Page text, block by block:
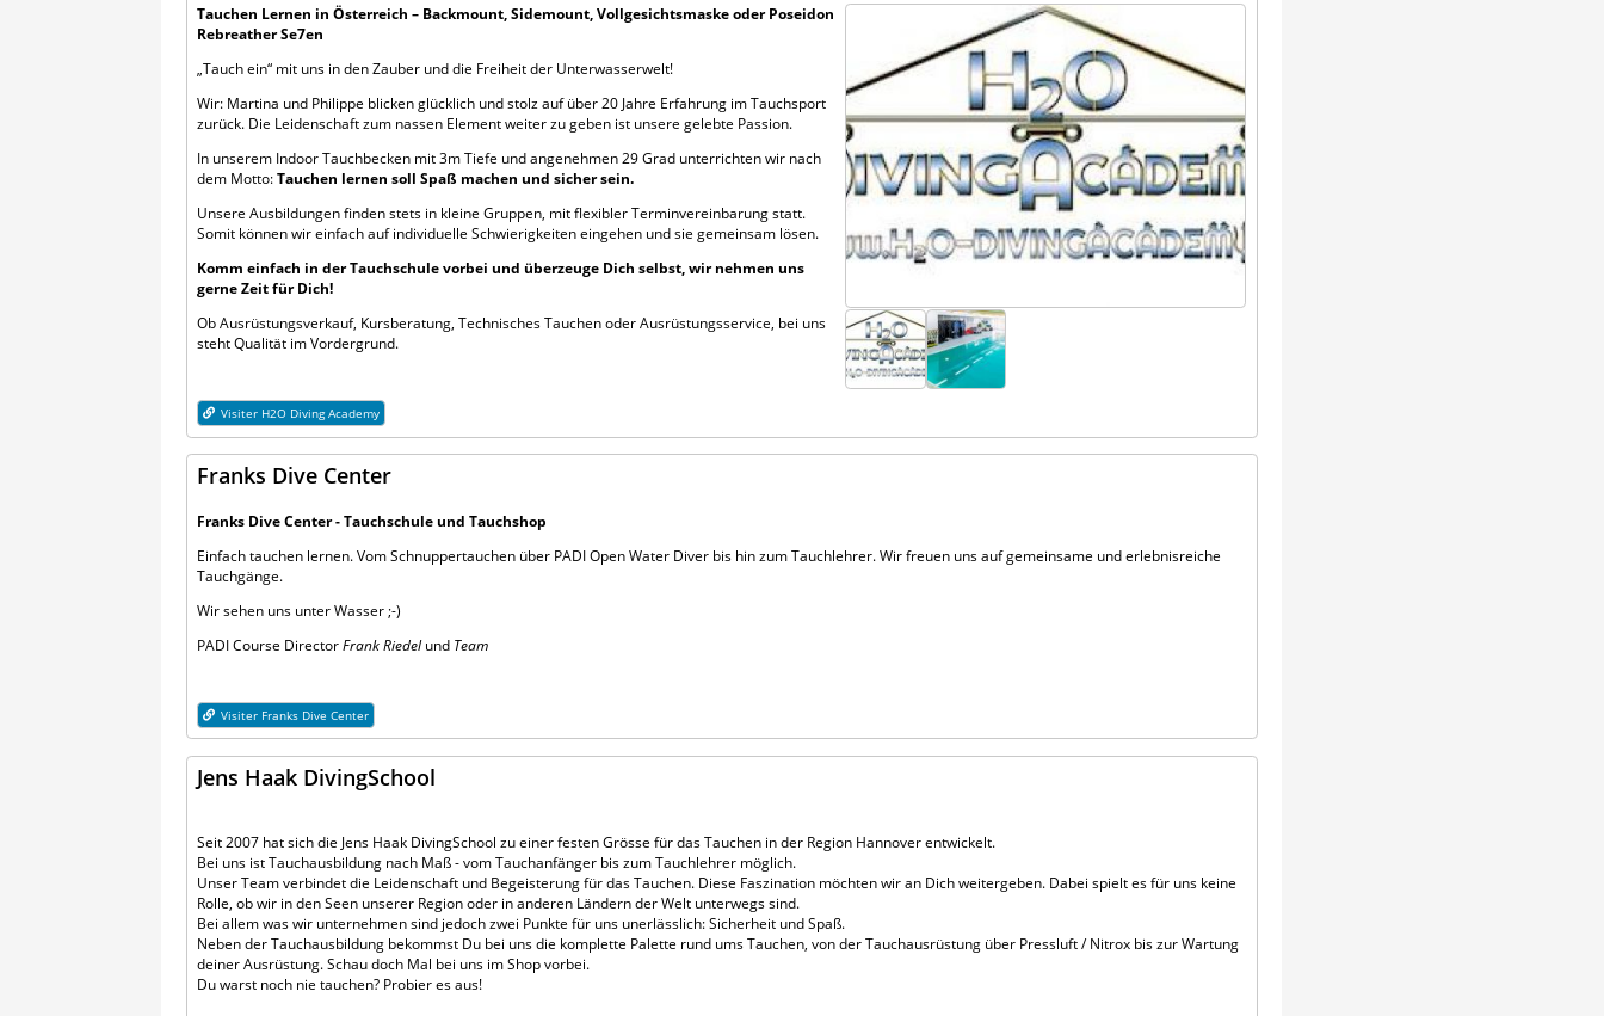
Tauchen Lernen in Österreich – Backmount, Sidemount, Vollgesichtsmaske oder Poseidon
Rebreather Se7en
„Tauch ein“ mit uns in den Zauber und die Freiheit der Unterwasserwelt!
Wir: Martina und Philippe blicken glücklich und stolz auf über 20 Jahre Erfahrung im Tauchsport
zurück. Die Leidenschaft zum nassen Element weiter zu geben ist unsere gelebte Passion.
In unserem Indoor Tauchbecken mit 3m Tiefe und angenehmen 29 Grad unterrichten wir nach
dem Motto:Tauchen lernen soll Spaß machen und sicher sein.
Unsere Ausbildungen finden stets in kleine Gruppen, mit flexibler Terminvereinbarung statt.
Somit können wir einfach auf individuelle Schwierigkeiten eingehen und sie gemeinsam lösen.
Komm einfach in der Tauchschule vorbei und überzeuge Dich selbst, wir nehmen uns
gerne Zeit für Dich!
Ob Ausrüstungsverkauf, Kursberatung, Technisches Tauchen oder Ausrüstungsservice, bei uns
steht Qualität im Vordergrund.
Visiter H2O Diving Academy
Franks Dive Center
Franks Dive Center - Tauchschule und Tauchshop
Einfach tauchen lernen. VomSchnuppertauchen über PADI Open Water Diver bis hin zumTauchlehrer. Wir freuen uns auf gemeinsame und erlebnisreiche
Tauchgänge.
Wir sehen uns unter Wasser ;-)
PADI Course DirectorFrank Riedelund Team
Visiter Franks Dive Center
Jens Haak DivingSchool
Seit 2007 hat sich die Jens Haak DivingSchool zu einer festen Grösse für das Tauchen in der Region Hannover entwickelt.
Bei uns ist Tauchausbildung nach Maß - vom Tauchanfänger bis zum Tauchlehrer möglich.
Unser Team verbindet die Leidenschaft und Begeisterung für das Tauchen. Diese Faszination möchten wir an Dich weitergeben. Dabei spielt es für uns keine
Rolle, ob wir in den Seen unserer Region oder in anderen Ländern der Welt unterwegs sind.
Bei allem was wir unternehmen sind jedoch zwei Punkte für uns unerlässlich: Sicherheit und Spaß.
Neben der Tauchausbildung bekommst Du bei uns die komplette Palette rund ums Tauchen, von der Tauchausrüstung über Pressluft / Nitrox bis zur Wartung
deiner Ausrüstung. Schau doch Mal bei uns im Shop vorbei.
Du warst noch nie tauchen? Probier es aus!